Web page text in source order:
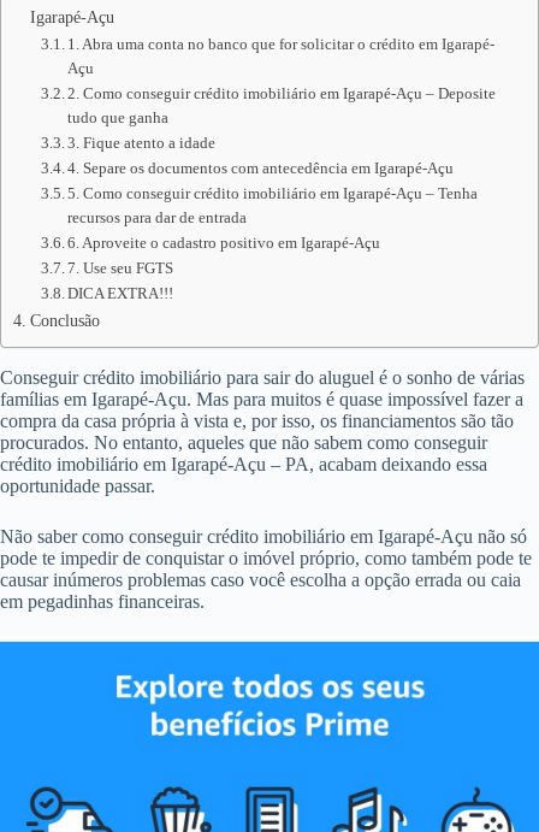
Igarapé-Açu
1. Abra uma conta no banco que for solicitar o crédito em Igarapé-
Açu
2. Como conseguir crédito imobiliário em Igarapé-Açu – Deposite
tudo que ganha
3. Fique atento a idade
4. Separe os documentos com antecedência em Igarapé-Açu
5. Como conseguir crédito imobiliário em Igarapé-Açu – Tenha
recursos para dar de entrada
6. Aproveite o cadastro positivo em Igarapé-Açu
7. Use seu FGTS
DICA EXTRA!!!
Conclusão
Conseguir crédito imobiliário para sair do aluguel é o sonho de várias
famílias em Igarapé-Açu. Mas para muitos é quase impossível fazer a
compra da casa própria à vista e, por isso, os financiamentos são tão
procurados. No entanto, aqueles que não sabem como conseguir
crédito imobiliário em Igarapé-Açu – PA, acabam deixando essa
oportunidade passar.
Não saber como conseguir crédito imobiliário em Igarapé-Açu não só
pode te impedir de conquistar o imóvel próprio, como também pode te
causar inúmeros problemas caso você escolha a opção errada ou caia
em pegadinhas financeiras.